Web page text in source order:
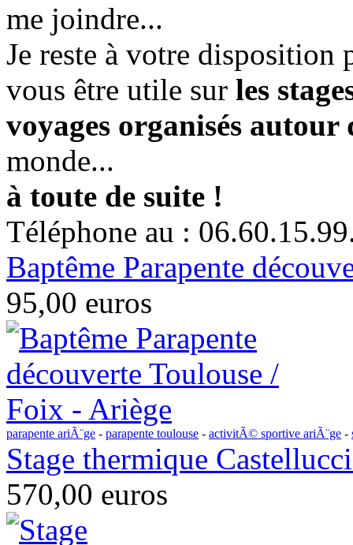
me joindre...
Je reste à votre disposition
vous être utile sur les
voyages organisés autour
monde...
à toute de suite !
Téléphone au :
Baptême Parapente
95,00 euros
parapente ariÃ¨ge - parapente toulouse - activitÃ© sportive ariÃ¨ge -
Stage thermique
570,00 euros